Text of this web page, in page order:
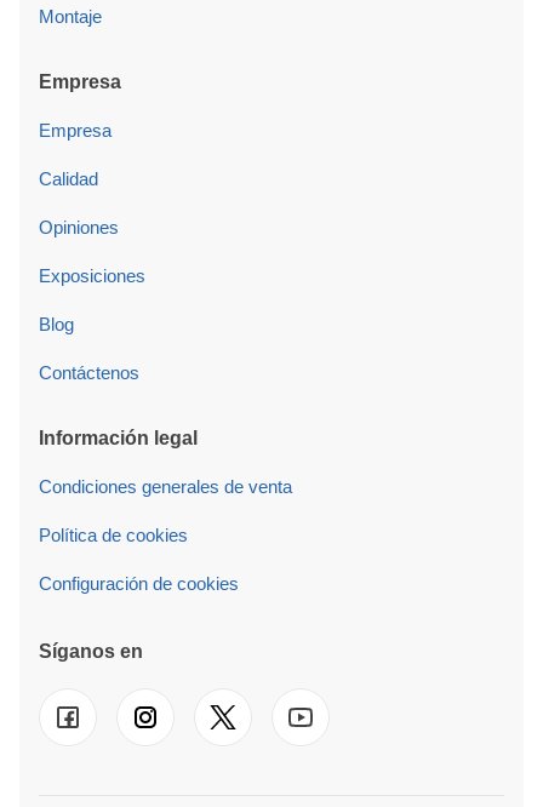
Montaje
Empresa
Empresa
Calidad
Opiniones
Exposiciones
Blog
Contáctenos
Información legal
Condiciones generales de venta
Política de cookies
Configuración de cookies
Síganos en